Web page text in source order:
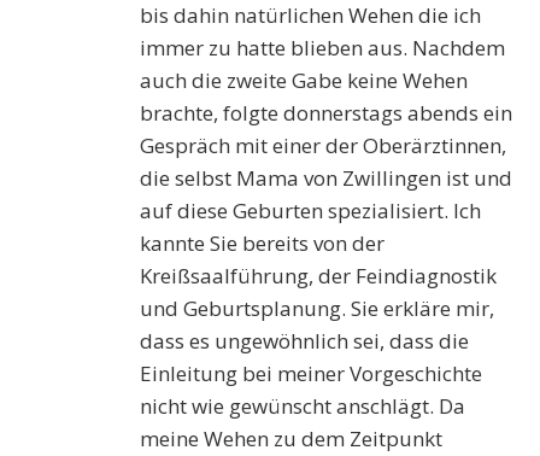
bis dahin natürlichen Wehen die ich
immer zu hatte blieben aus. Nachdem
auch die zweite Gabe keine Wehen
brachte, folgte donnerstags abends ein
Gespräch mit einer der Oberärztinnen,
die selbst Mama von Zwillingen ist und
auf diese Geburten spezialisiert. Ich
kannte Sie bereits von der
Kreißsaalführung, der Feindiagnostik
und Geburtsplanung. Sie erkläre mir,
dass es ungewöhnlich sei, dass die
Einleitung bei meiner Vorgeschichte
nicht wie gewünscht anschlägt. Da
meine Wehen zu dem Zeitpunkt